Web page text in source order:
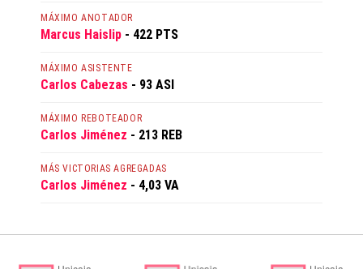
MÁXIMO ANOTADOR
Marcus Haislip - 422 PTS
MÁXIMO ASISTENTE
Carlos Cabezas - 93 ASI
MÁXIMO REBOTEADOR
Carlos Jiménez - 213 REB
MÁS VICTORIAS AGREGADAS
Carlos Jiménez - 4,03 VA